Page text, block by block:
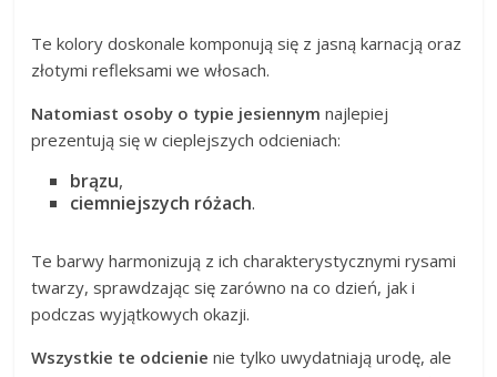
Te kolory doskonale komponują się z jasną karnacją oraz
złotymi refleksami we włosach.
Natomiast osoby o typie jesiennym najlepiej
prezentują się w cieplejszych odcieniach:
brązu,
ciemniejszych różach.
Te barwy harmonizują z ich charakterystycznymi rysami
twarzy, sprawdzając się zarówno na co dzień, jak i
podczas wyjątkowych okazji.
Wszystkie te odcienie nie tylko uwydatniają urodę, ale